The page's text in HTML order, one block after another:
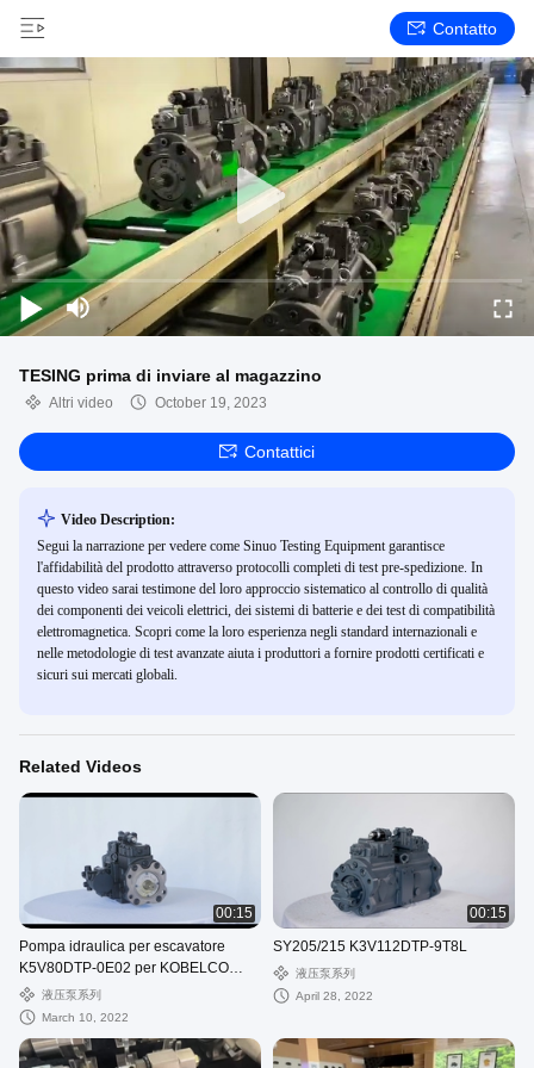
Contatto
TESING prima di inviare al magazzino
Altri video October 19, 2023
Contattici
Video Description:
Segui la narrazione per vedere come Sinuo Testing Equipment garantisce
l'affidabilità del prodotto attraverso protocolli completi di test pre-spedizione. In
questo video sarai testimone del loro approccio sistematico al controllo di qualità
dei componenti dei veicoli elettrici, dei sistemi di batterie e dei test di compatibilità
elettromagnetica. Scopri come la loro esperienza negli standard internazionali e
nelle metodologie di test avanzate aiuta i produttori a fornire prodotti certificati e
sicuri sui mercati globali.
Related Videos
00:15
Pompa idraulica per escavatore
K5V80DTP-0E02 per KOBELCO
SK200SR
液压泵系列
March 10, 2022
00:15
SY205/215 K3V112DTP-9T8L
液压泵系列
April 28, 2022